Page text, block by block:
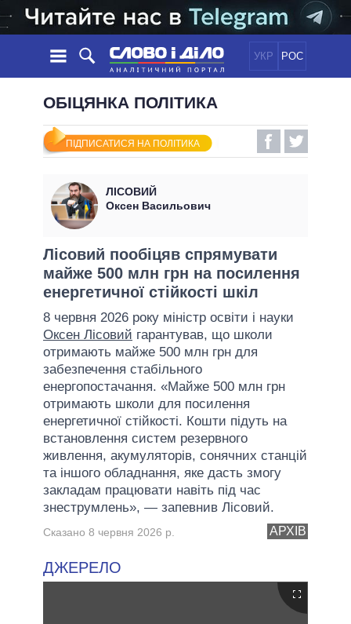
УКР РОС
НОВИНИ
СТРІЧКА
ПОДІЇ
СТАТТІ
ДУМКИ
ОГЛЯДИ
ДАЙДЖЕСТИ
ПОЛІТИКА
ЕКОНОМІКА
СВІТ
ОБIЦЯНКИ
УСІ ПОЛІТИКИ
ПРЕЗИДЕНТ І ОФІС
ВЕРХОВНА РАДА
КАБІНЕТ МІНІСТРІВ
ГОЛОВИ ОБЛАДМІНІСТРАЦІЙ
МЕРИ МІСТ
ВСІ ПЕРСОНИ
ІНФОГРАФІКА
ПІДТРИМАТИ
ОБІЦЯНКА ПОЛІТИКА
ПІДПИСАТИСЯ НА ПОЛІТИКА
ЛІСОВИЙ
Оксен Васильович
Лісовий пообіцяв спрямувати
майже 500 млн грн на посилення
енергетичної стійкості шкіл
8 червня 2026 року міністр освіти і науки
Оксен Лісовий гарантував, що школи
отримають майже 500 млн грн для
забезпечення стабільного
енергопостачання. «Майже 500 млн грн
отримають школи для посилення
енергетичної стійкості. Кошти підуть на
встановлення систем резервного
живлення, акумуляторів, сонячних станцій
та іншого обладнання, яке дасть змогу
закладам працювати навіть під час
знеструмлень», — запевнив Лісовий.
АРХІВ
Сказано 8 червня 2026 р.
ДЖЕРЕЛО